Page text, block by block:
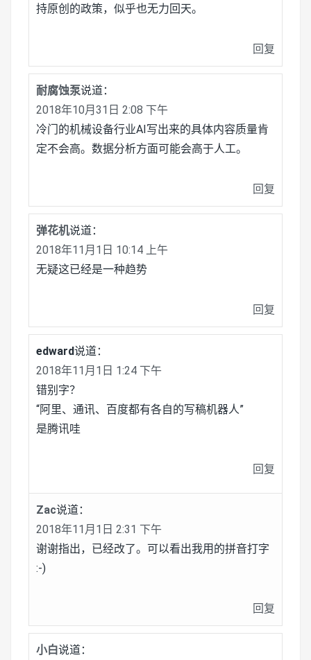
持原创的政策，似乎也无力回天。
回复
耐腐蚀泵说道：
2018年10月31日 2:08 下午
冷门的机械设备行业AI写出来的具体内容质量肯
定不会高。数据分析方面可能会高于人工。
回复
弹花机说道：
2018年11月1日 10:14 上午
无疑这已经是一种趋势
回复
edward说道：
2018年11月1日 1:24 下午
错别字？
“阿里、通讯、百度都有各自的写稿机器人”
是腾讯哇
回复
Zac说道：
2018年11月1日 2:31 下午
谢谢指出，已经改了。可以看出我用的拼音打字
:-)
回复
小白说道：